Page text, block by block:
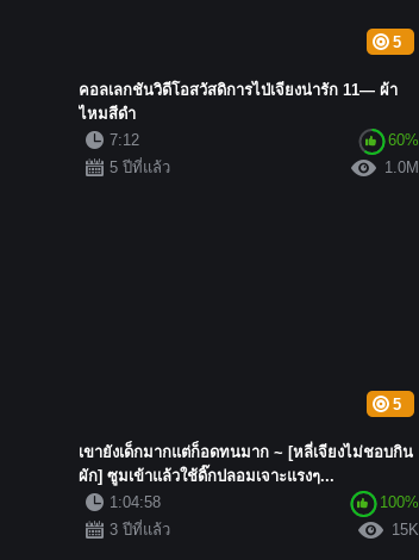
5
คอลเลกชันวิดีโอสวัสดิการไป่เจียงน่ารัก 11— ผ้า
ไหมสีดำ
7:12
60%
5 ปีที่แล้ว
1.0M
5
เขายังเด็กมากแต่ก็อดทนมาก ~ [หลี่เจียงไม่ชอบกิน
ผัก] ซูมเข้าแล้วใช้ดิ๊กปลอมเจาะแรงๆ...
1:04:58
100%
3 ปีที่แล้ว
15K